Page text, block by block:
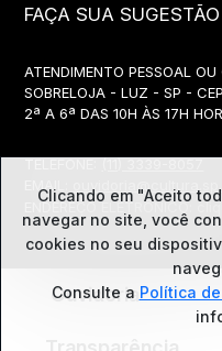
FAÇA SUA
ATENDIMENTO PESSOAL
SOBRELOJA - LUZ - SP -
2ª A 6ª DAS 10H ÀS 17H
EMAIL:
ENDEREÇO ELETRÔNICO:
Ouvidoria
Clicando em "Aceito
navegar no site, você
cookies no seu
Consulte a Política